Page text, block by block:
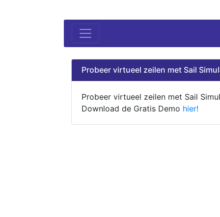
Probeer virtueel zeilen met Sail
Probeer virtueel zeilen met Sail
Download de Gratis Demo hier!